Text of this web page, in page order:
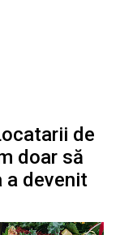
de
doar să
a devenit